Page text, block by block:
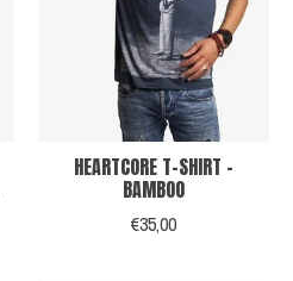
HEARTCORE T-SHIRT -
BAMBOO
€35,00